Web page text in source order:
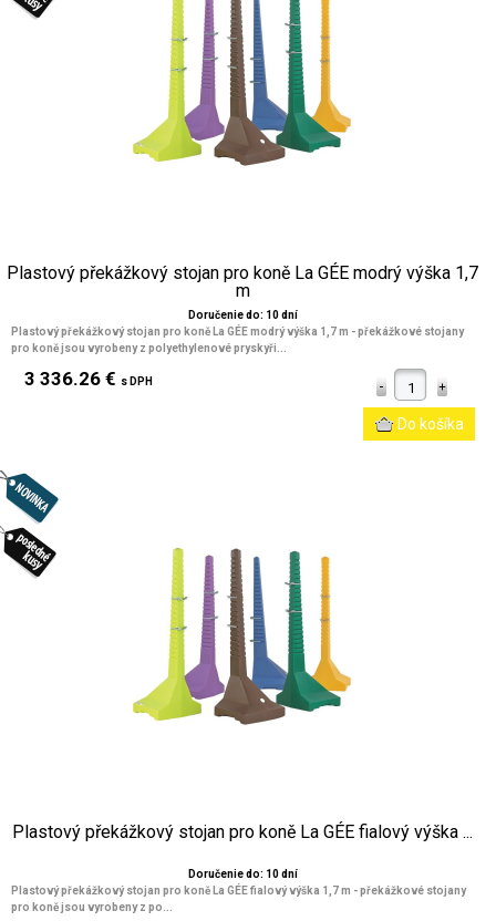
Plastový překážkový stojan pro koně La GÉE modrý výška 1,7
m
Doručenie do: 10 dní
Plastový překážkový stojan pro koně La GÉE modrý výška 1,7 m - překážkové stojany
pro koně jsou vyrobeny z polyethylenové pryskyři...
3 336.26 € s DPH
Plastový překážkový stojan pro koně La GÉE fialový výška ...
Doručenie do: 10 dní
Plastový překážkový stojan pro koně La GÉE fialový výška 1,7 m - překážkové stojany
pro koně jsou vyrobeny z po...